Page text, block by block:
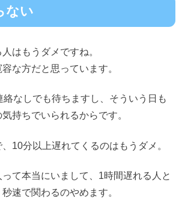
ない
はもうダメですね。
な方だと思っています。
絡なしでも待ちますし、そういう日も
持ちでいられるからです。
10分以上遅れてくるのはもうダメ。
て本当にいまして、1時間遅れる人と
速で関わるのやめます。